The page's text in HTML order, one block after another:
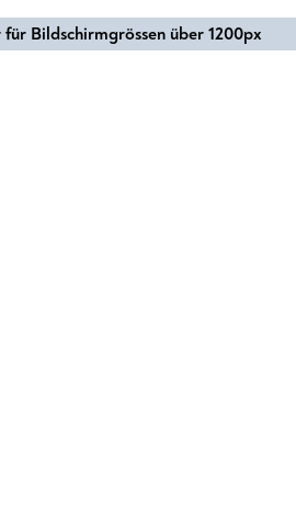
Bildschirmgrössen über 1200px